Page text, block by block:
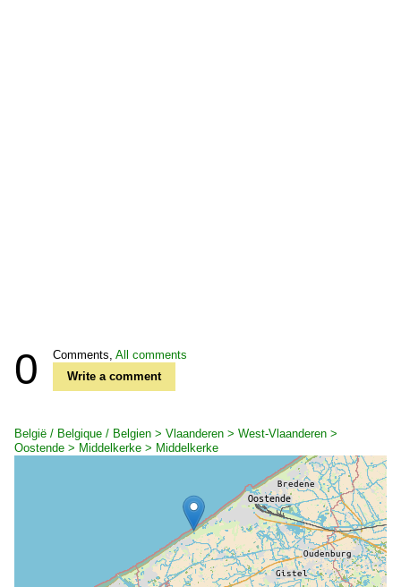
0 Comments, All comments
Write a comment
België / Belgique / Belgien > Vlaanderen > West-Vlaanderen >
Oostende > Middelkerke > Middelkerke